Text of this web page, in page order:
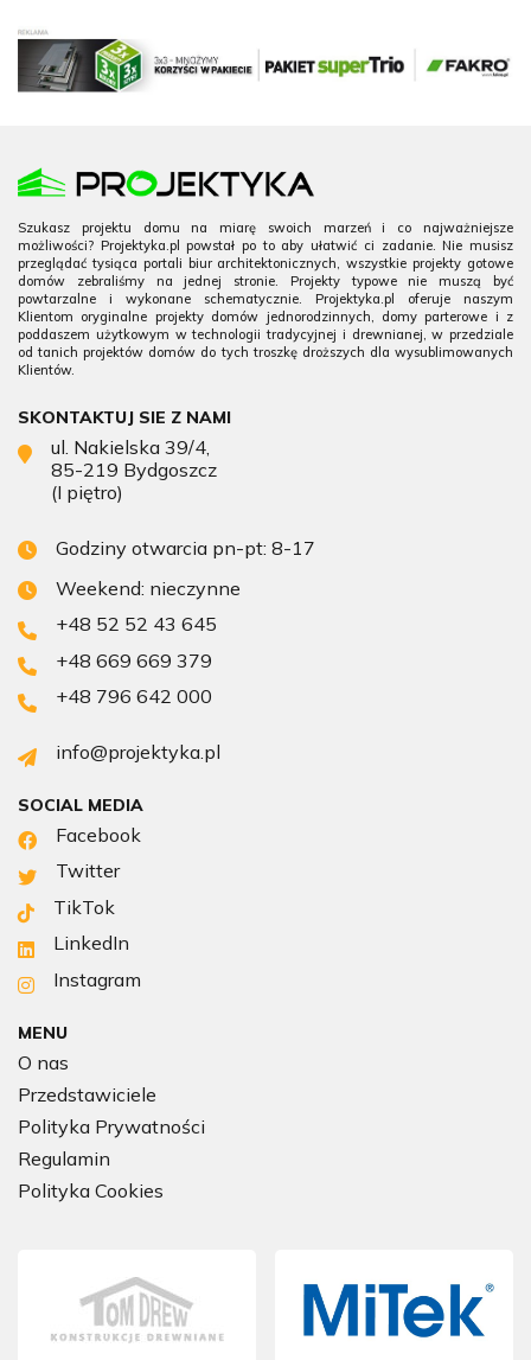
Szukasz projektu domu na miarę swoich marzeń i co najważniejsze
możliwości? Projektyka.pl powstał po to aby ułatwić ci zadanie. Nie musisz
przeglądać tysiąca portali biur architektonicznych, wszystkie projekty gotowe
domów zebraliśmy na jednej stronie. Projekty typowe nie muszą być
powtarzalne i wykonane schematycznie. Projektyka.pl oferuje naszym
Klientom oryginalne projekty domów jednorodzinnych, domy parterowe i z
poddaszem użytkowym w technologii tradycyjnej i drewnianej, w przedziale
od tanich projektów domów do tych troszkę droższych dla wysublimowanych
Klientów.
SKONTAKTUJ SIE Z NAMI
ul. Nakielska 39/4,
85-219 Bydgoszcz
(I piętro)
Godziny otwarcia pn-pt: 8-17
Weekend: nieczynne
+48 52 52 43 645
+48 669 669 379
+48 796 642 000
info@projektyka.pl
SOCIAL MEDIA
Facebook
Twitter
TikTok
LinkedIn
Instagram
MENU
O nas
Przedstawiciele
Polityka Prywatności
Regulamin
Polityka Cookies